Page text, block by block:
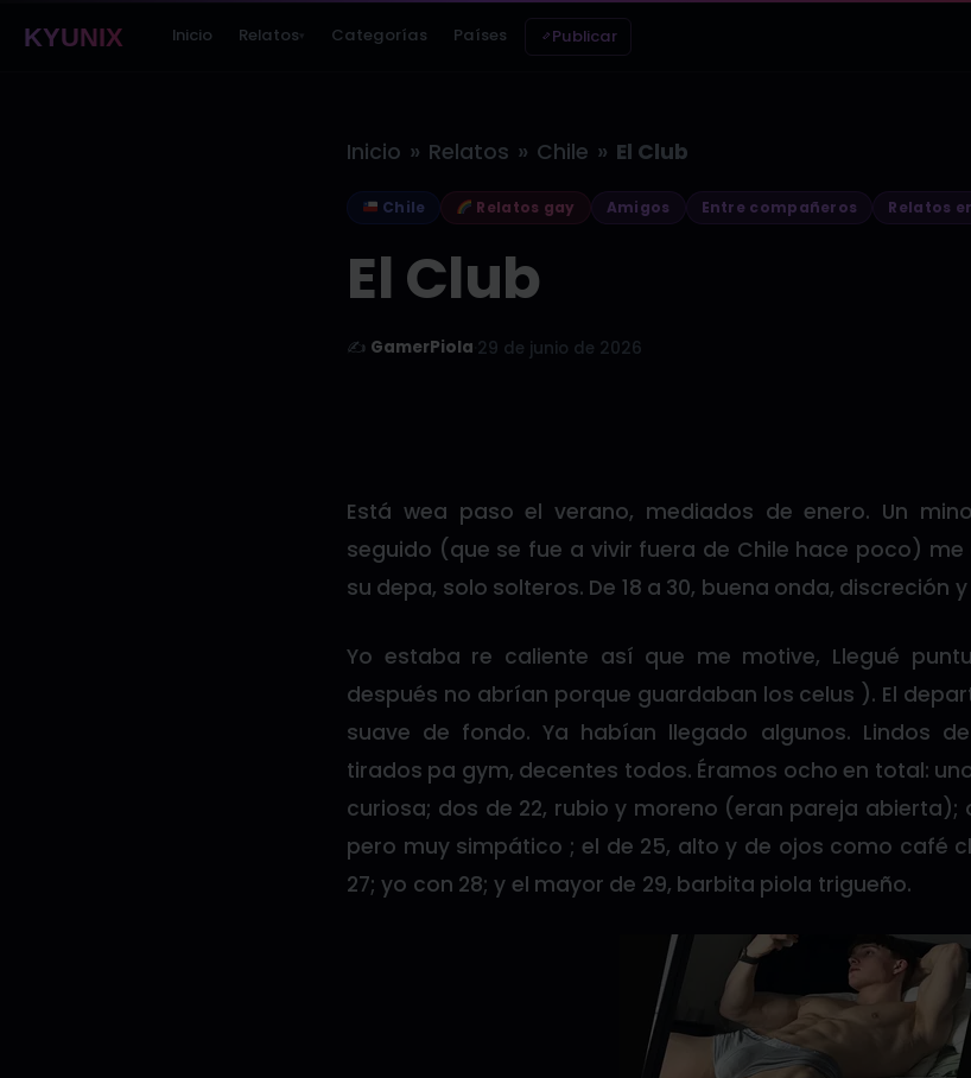
KYUNIX Inicio Relatos▾ Categorías Países Publicar
Inicio » Relatos » Chile » El Club
Chile Relatos gay Amigos Entre compañeros Relatos
El Club
✍️ GamerPiola 29 de junio de 2026
Está wea paso el verano, mediados de enero. Un
seguido (que se fue a vivir fuera de Chile hace poco)
su depa, solo solteros. De 18 a 30, buena onda, discreción
Yo estaba re caliente así que me motive, Llegué
después no abrían porque guardaban los celus ). El
suave de fondo. Ya habían llegado algunos. Lindos
tirados pa gym, decentes todos. Éramos ocho en total:
curiosa; dos de 22, rubio y moreno (eran pareja abierta);
pero muy simpático ; el de 25, alto y de ojos como café
27; yo con 28; y el mayor de 29, barbita piola trigueño.